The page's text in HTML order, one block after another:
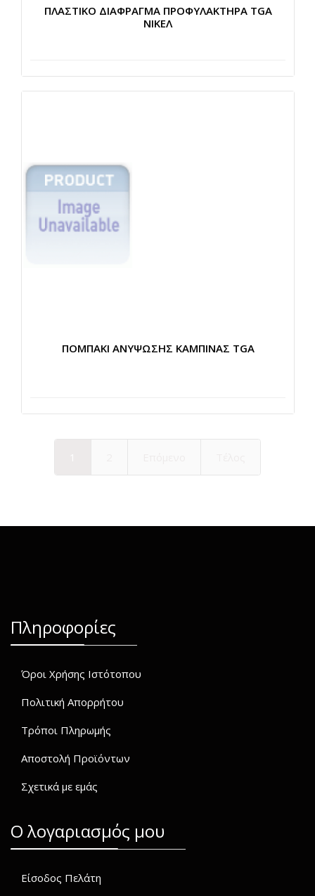
ΠΛΑΣΤΙΚΟ ΔΙΑΦΡΑΓΜΑ ΠΡΟΦΥΛΑΚΤΗΡΑ TGA
ΝΙΚΕΛ
ΠΟΜΠΑΚΙ ΑΝΥΨΩΣΗΣ ΚΑΜΠΙΝΑΣ TGA
Πληροφορίες
Όροι Χρήσης Ιστότοπου
Πολιτική Απορρήτου
Τρόποι Πληρωμής
Αποστολή Προϊόντων
Σχετικά με εμάς
O λογαριασμός μου
Είσοδος Πελάτη